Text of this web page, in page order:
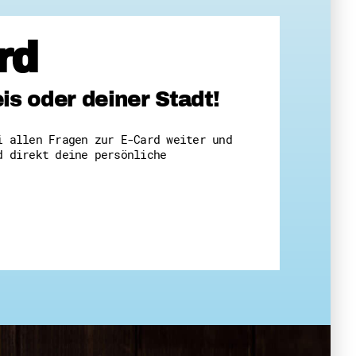
oder deiner Stadt!
Fragen zur E-Card weiter und
direkt deine persönliche